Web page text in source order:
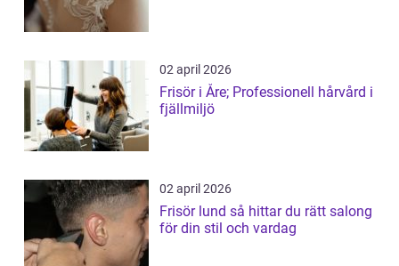
02 april 2026
Frisör i Åre; Professionell hårvård i
fjällmiljö
02 april 2026
Frisör lund så hittar du rätt salong
för din stil och vardag